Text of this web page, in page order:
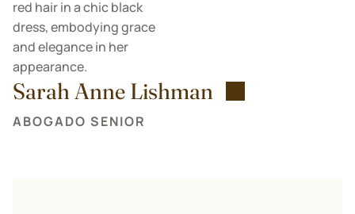
Sarah Anne Lishman
ABOGADO SENIOR